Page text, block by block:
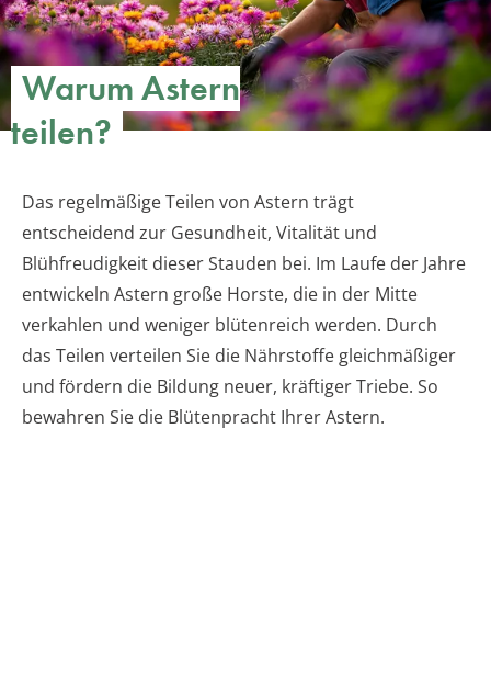
Warum Astern
teilen?
Das regelmäßige Teilen von Astern trägt
entscheidend zur Gesundheit, Vitalität und
Blühfreudigkeit dieser Stauden bei. Im Laufe der Jahre
entwickeln Astern große Horste, die in der Mitte
verkahlen und weniger blütenreich werden. Durch
das Teilen verteilen Sie die Nährstoffe gleichmäßiger
und fördern die Bildung neuer, kräftiger Triebe. So
bewahren Sie die Blütenpracht Ihrer Astern.